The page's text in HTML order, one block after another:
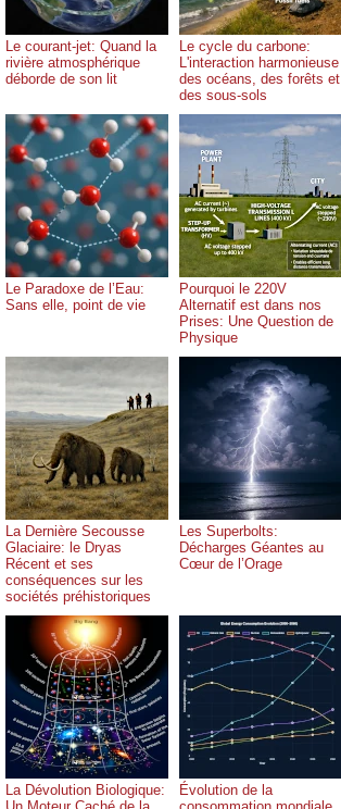
Le courant-jet: Quand la
rivière atmosphérique
déborde de son lit
Le cycle du carbone:
L'interaction harmonieuse
des océans, des forêts et
des sous-sols
Le Paradoxe de l’Eau:
Sans elle, point de vie
Pourquoi le 220V
Alternatif est dans nos
Prises: Une Question de
Physique
La Dernière Secousse
Glaciaire: le Dryas
Récent et ses
conséquences sur les
sociétés préhistoriques
Les Superbolts:
Décharges Géantes au
Cœur de l’Orage
La Dévolution Biologique:
Évolution de la